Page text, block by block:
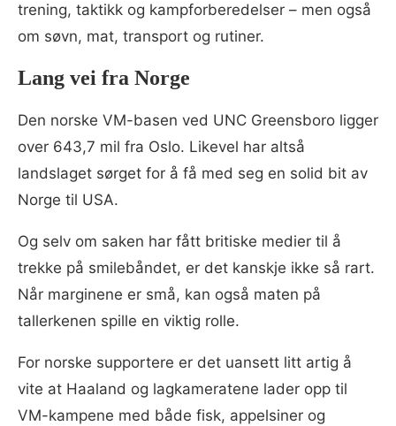
trening, taktikk og kampforberedelser – men også
om søvn, mat, transport og rutiner.
Lang vei fra Norge
Den norske VM-basen ved UNC Greensboro ligger
over 643,7 mil fra Oslo. Likevel har altså
landslaget sørget for å få med seg en solid bit av
Norge til USA.
Og selv om saken har fått britiske medier til å
trekke på smilebåndet, er det kanskje ikke så rart.
Når marginene er små, kan også maten på
tallerkenen spille en viktig rolle.
For norske supportere er det uansett litt artig å
vite at Haaland og lagkameratene lader opp til
VM-kampene med både fisk, appelsiner og